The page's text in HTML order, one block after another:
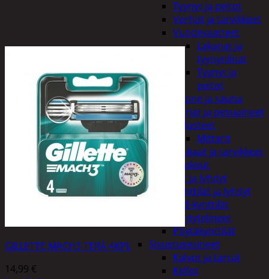
Tyynyt ja peitot
Verhot ja tarvikkeet
Vuodevaatteet
Lakanat ja
tyynynlinat
Tyynyt ja
peitot
Kylpyhuone ja sauna
Harjat ja pesuaineet
Kalusteet
Mittarit
Kiukaat ja tarvikkeet
Tuoksut
Kynttilät ja lyhdyt
Kynttilät ja lyhdyt
Led-kynttilät
Lyhtytelineet
Pöytäkynttilät
Sisustusesineet
Kalvot ja tarrat
Kellot
GILLETTE MACH3 TERÄ 4KPL
14,99 €